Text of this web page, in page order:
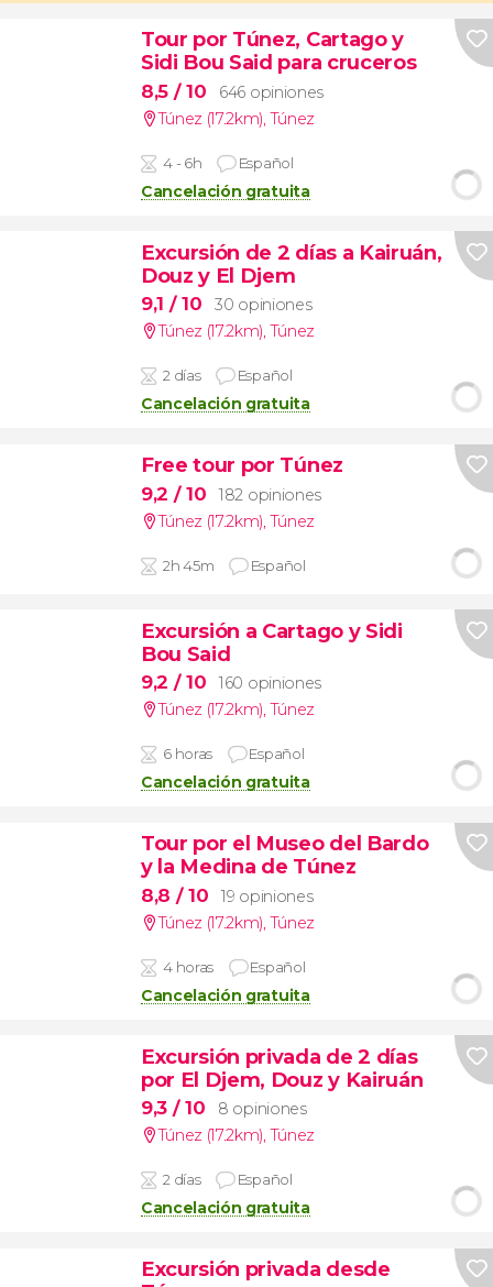
Tour por Túnez, Cartago y
Sidi Bou Said para cruceros
8,5 / 10
646 opiniones
Túnez (17.2km),Túnez
4 - 6h Español
Cancelación gratuita
Excursión de 2 días a Kairuán,
Douz y El Djem
9,1 / 10
30 opiniones
Túnez (17.2km),Túnez
2 días Español
Cancelación gratuita
Free tour por Túnez
9,2 / 10
182 opiniones
Túnez (17.2km),Túnez
2h 45m Español
Excursión a Cartago y Sidi
Bou Said
9,2 / 10
160 opiniones
Túnez (17.2km),Túnez
6 horas Español
Cancelación gratuita
Tour por el Museo del Bardo
y la Medina de Túnez
8,8 / 10
19 opiniones
Túnez (17.2km),Túnez
4 horas Español
Cancelación gratuita
Excursión privada de 2 días
por El Djem, Douz y Kairuán
9,3 / 10
8 opiniones
Túnez (17.2km),Túnez
2 días Español
Cancelación gratuita
Excursión privada desde